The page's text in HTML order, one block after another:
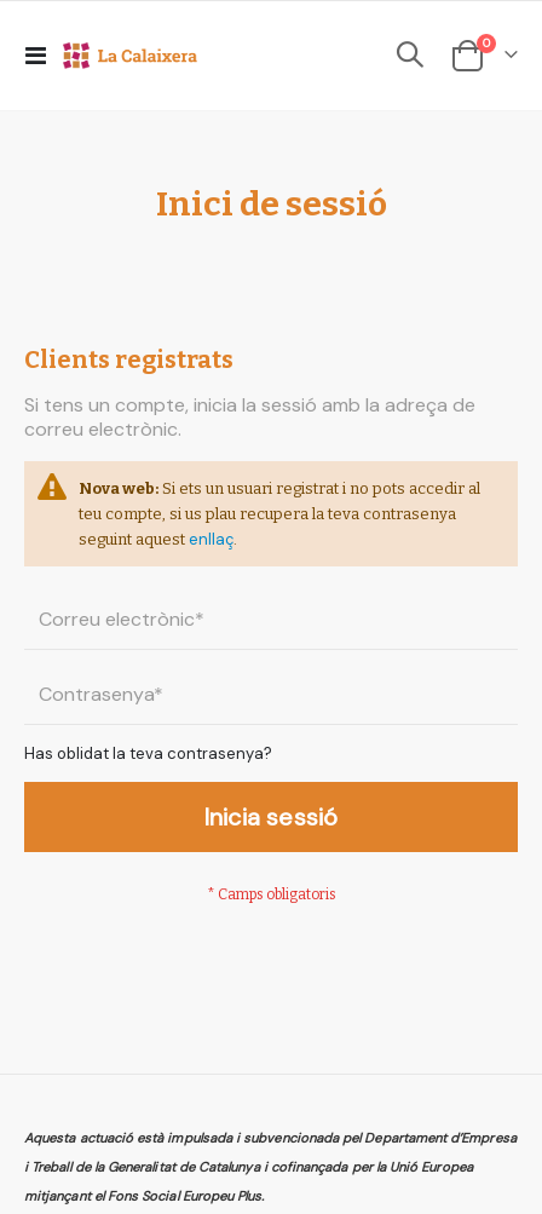
Toggle
Cesta
0elements
Inici de sessió
Clients registrats
Si tens un compte, inicia la sessió amb la adreça de
correu electrònic.
Nova web: Si ets un usuari registrat i no pots accedir al
teu compte, si us plau recupera la teva contrasenya
seguint aquest enllaç.
Has oblidat la teva contrasenya?
Inicia sessió
Aquesta actuació està impulsada i subvencionada pel Departament d’Empresa
i Treball de la Generalitat de Catalunya i cofinançada per la Unió Europea
mitjançant el Fons Social Europeu Plus.